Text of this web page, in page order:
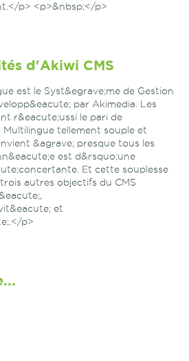
p> <p>&nbsp;</p>
d'Akiwi CMS
est le Syst&egrave;me de Gestion
par Akimedia. Les
r&eacute;ussi le pari de
Multilingue tellement souple et
&agrave; presque tous les
est d&rsquo;une
Et cette souplesse
autres objectifs du CMS
et
p>